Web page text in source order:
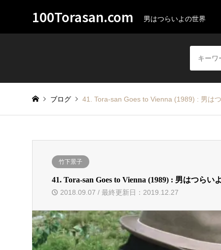
100Torasan.com 男はつらいよの世界
ブログ 41. Tora-san Goes to Vienna (1989) : 男は
竹下景子
41. Tora-san Goes to Vienna (1989) : 男はつらい
2018.09.07 / 最終更新日：2019.12.27